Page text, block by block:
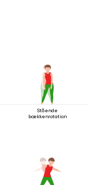
Stående
bækkenrotation